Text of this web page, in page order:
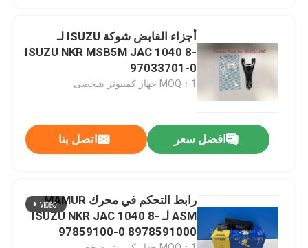
اتصل بنا
قطع غيار السيارات الشاحنة
قطع غيار شاحنة ايسوزو
أجزاء محرك ايسوزو
أجزاء القابض شوكة ISUZU لـ
ISUZU NKR MSB5M JAC 1040 8-
97033701-0
MOQ：1 جهاز كمبيوتر شخصى
افضل سعر اتصل بنا
رابط التحكم في محرك MAMUR
ASM لـ ISUZU NKR JAC 1040 8-
97859100-0 8978591000